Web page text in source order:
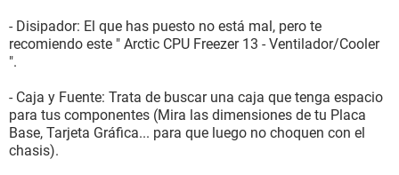
- Disipador: El que has puesto no está mal, pero te
recomiendo este " Arctic CPU Freezer 13 - Ventilador/Cooler
".
- Caja y Fuente: Trata de buscar una caja que tenga espacio
para tus componentes (Mira las dimensiones de tu Placa
Base, Tarjeta Gráfica... para que luego no choquen con el
chasis).